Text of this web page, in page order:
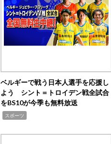
ベルギーで戦う日本人選手を応援し
よう シント＝トロイデン戦全試合
をBS10が今季も無料放送
スポーツ